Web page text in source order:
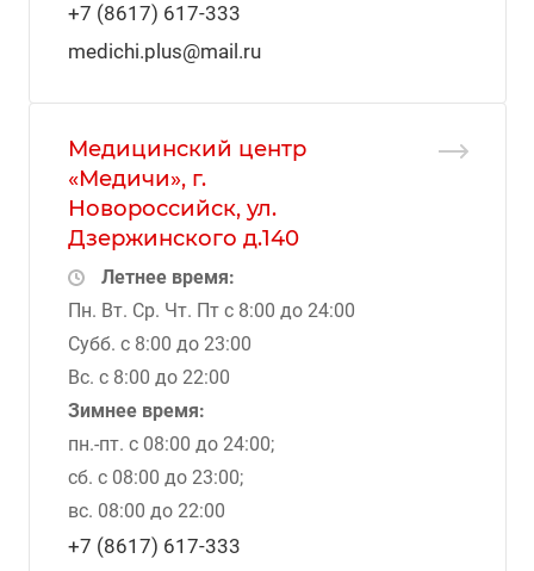
+7 (8617) 617-333
medichi.plus@mail.ru
Медицинский центр
«Медичи», г.
Новороссийск, ул.
Дзержинского д.140
Летнее время:
Пн. Вт. Ср. Чт. Пт с 8:00 до 24:00
Субб. с 8:00 до 23:00
Вс. с 8:00 до 22:00
Зимнее время:
пн.-пт. с 08:00 до 24:00;
сб. с 08:00 до 23:00;
вс. 08:00 до 22:00
+7 (8617) 617-333